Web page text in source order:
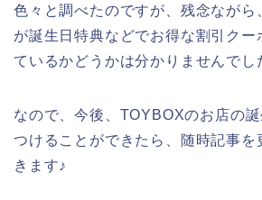
色々と調べたのですが、残念なが
が誕生日特典などでお得な割引クー
ているかどうかは分かりませんでし
なので、今後、TOYBOXのお店の
つけることができたら、随時記事を
きます♪